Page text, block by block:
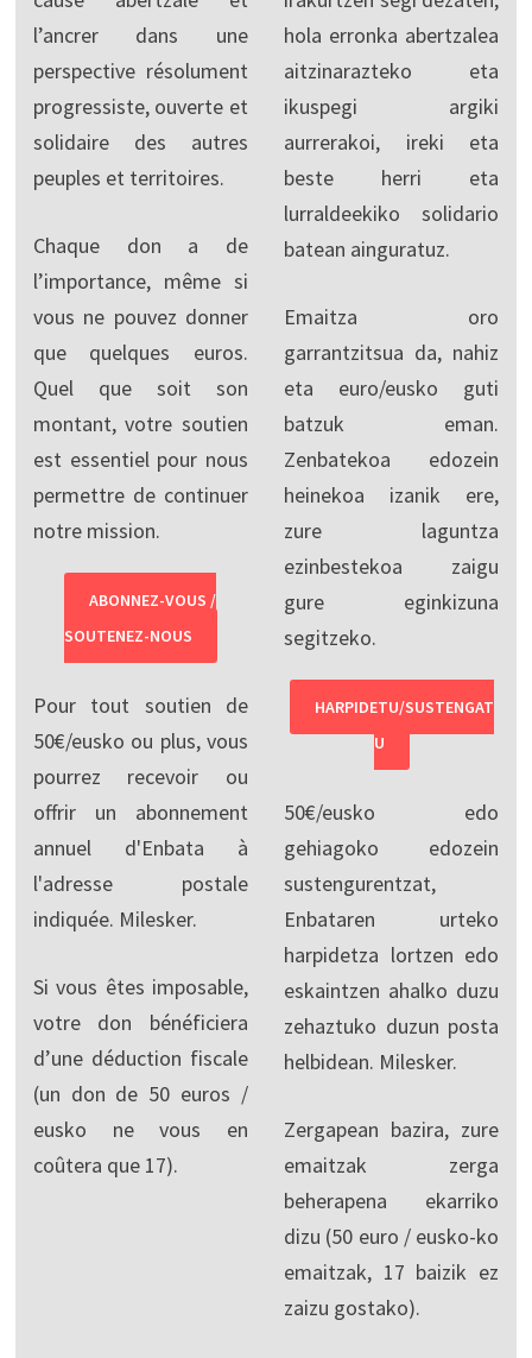
l’ancrer dans une
perspective résolument
progressiste, ouverte et
solidaire des autres
peuples et territoires.
Chaque don a de
l’importance, même si
vous ne pouvez donner
que quelques euros.
Quel que soit son
montant, votre soutien
est essentiel pour nous
permettre de continuer
notre mission.
ABONNEZ-VOUS /
SOUTENEZ-NOUS
Pour tout soutien de
50€/eusko ou plus, vous
pourrez recevoir ou
offrir un abonnement
annuel d'Enbata à
l'adresse postale
indiquée. Milesker.
Si vous êtes imposable,
votre don bénéficiera
d’une déduction fiscale
(un don de 50 euros /
eusko ne vous en
coûtera que 17).
hola erronka abertzalea
aitzinarazteko eta
ikuspegi argiki
aurrerakoi, ireki eta
beste herri eta
lurraldeekiko solidario
batean ainguratuz.
Emaitza oro
garrantzitsua da, nahiz
eta euro/eusko guti
batzuk eman.
Zenbatekoa edozein
heinekoa izanik ere,
zure laguntza
ezinbestekoa zaigu
gure eginkizuna
segitzeko.
HARPIDETU/SUSTENGAT
U
50€/eusko edo
gehiagoko edozein
sustengurentzat,
Enbataren urteko
harpidetza lortzen edo
eskaintzen ahalko duzu
zehaztuko duzun posta
helbidean. Milesker.
Zergapean bazira, zure
emaitzak zerga
beherapena ekarriko
dizu (50 euro / eusko-ko
emaitzak, 17 baizik ez
zaizu gostako).